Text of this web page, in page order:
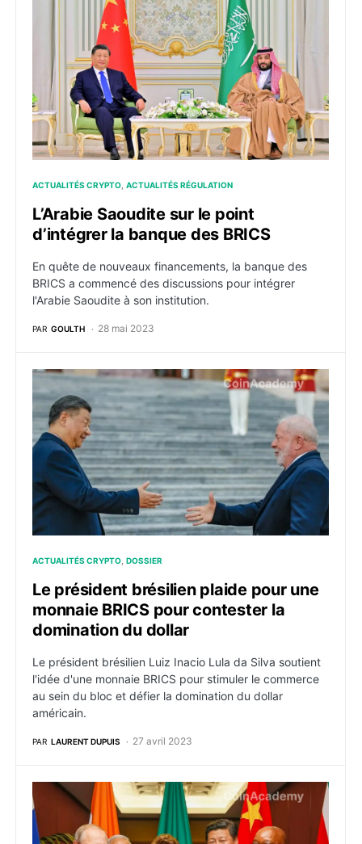
ACTUALITÉS CRYPTO ACTUALITÉS RÉGULATION
L’Arabie Saoudite sur le point
d’intégrer la banque des BRICS
En quête de nouveaux financements, la banque des
BRICS a commencé des discussions pour intégrer
l'Arabie Saoudite à son institution.
PAR GOULTH 28 mai 2023
Le président brésilien plaide pour une monnaie
ACTUALITÉS CRYPTO DOSSIER
Le président brésilien plaide pour une
monnaie BRICS pour contester la
domination du dollar
Le président brésilien Luiz Inacio Lula da Silva soutient
l'idée d'une monnaie BRICS pour stimuler le commerce
au sein du bloc et défier la domination du dollar
américain.
PAR LAURENT DUPUIS 27 avril 2023
L’adhésion aux BRICS explose : 19 pays font leur